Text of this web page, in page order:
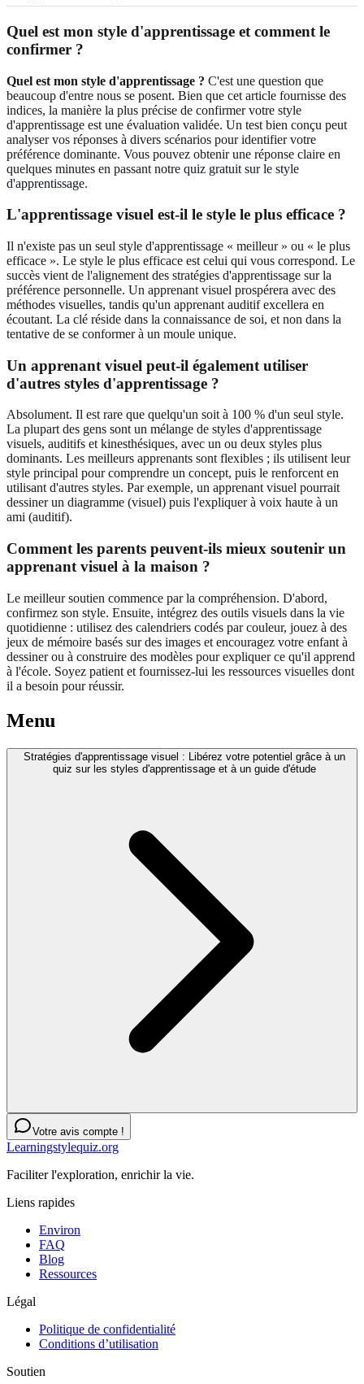
Quel est mon style d'apprentissage et comment le
confirmer ?
Quel est mon style d'apprentissage ? C'est une question que
beaucoup d'entre nous se posent. Bien que cet article fournisse des
indices, la manière la plus précise de confirmer votre style
d'apprentissage est une évaluation validée. Un test bien conçu peut
analyser vos réponses à divers scénarios pour identifier votre
préférence dominante. Vous pouvez obtenir une réponse claire en
quelques minutes en passant notre quiz gratuit sur le style
d'apprentissage.
L'apprentissage visuel est-il le style le plus efficace ?
Il n'existe pas un seul style d'apprentissage « meilleur » ou « le plus
efficace ». Le style le plus efficace est celui qui vous correspond. Le
succès vient de l'alignement des stratégies d'apprentissage sur la
préférence personnelle. Un apprenant visuel prospérera avec des
méthodes visuelles, tandis qu'un apprenant auditif excellera en
écoutant. La clé réside dans la connaissance de soi, et non dans la
tentative de se conformer à un moule unique.
Un apprenant visuel peut-il également utiliser
d'autres styles d'apprentissage ?
Absolument. Il est rare que quelqu'un soit à 100 % d'un seul style.
La plupart des gens sont un mélange de styles d'apprentissage
visuels, auditifs et kinesthésiques, avec un ou deux styles plus
dominants. Les meilleurs apprenants sont flexibles ; ils utilisent leur
style principal pour comprendre un concept, puis le renforcent en
utilisant d'autres styles. Par exemple, un apprenant visuel pourrait
dessiner un diagramme (visuel) puis l'expliquer à voix haute à un
ami (auditif).
Comment les parents peuvent-ils mieux soutenir un
apprenant visuel à la maison ?
Le meilleur soutien commence par la compréhension. D'abord,
confirmez son style. Ensuite, intégrez des outils visuels dans la vie
quotidienne : utilisez des calendriers codés par couleur, jouez à des
jeux de mémoire basés sur des images et encouragez votre enfant à
dessiner ou à construire des modèles pour expliquer ce qu'il apprend
à l'école. Soyez patient et fournissez-lui les ressources visuelles dont
il a besoin pour réussir.
Menu
Stratégies d'apprentissage visuel : Libérez votre potentiel grâce à un
quiz sur les styles d'apprentissage et à un guide d'étude
Votre avis compte !
Learningstylequiz.org
Faciliter l'exploration, enrichir la vie.
Liens rapides
Environ
FAQ
Blog
Ressources
Légal
Politique de confidentialité
Conditions d’utilisation
Soutien